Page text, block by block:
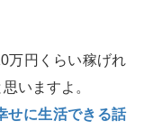
万円くらい稼げれ
いますよ。
せに生活できる話